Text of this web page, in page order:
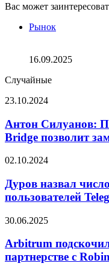
Вас может
Рынок
16.09.2025
Случайные
Антон
Платежная
система
BRICS
позволит
банковскую
систему
23.10.2024
Антон Силуанов:
Bridge позволит
Дуров
число
раскрытых
данных
Telegram
02.10.2024
Дуров назвал
пользователей
Arbitrum
на
на
30.06.2025
Arbitrum
партнерстве с